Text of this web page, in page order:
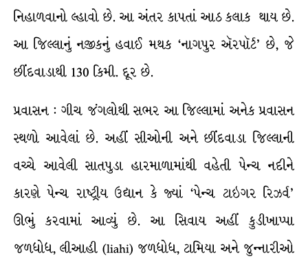
નિહાળવાનો લ્હાવો છે. આ અંતર કાપતાં આઠ કલાક થાય છે.
આ જિલ્લાનું નજીકનું હવાઈ મથક ‘નાગપુર ઍરપૉર્ટ’ છે, જે
છીંદવાડાથી 130 કિમી. દૂર છે.
પ્રવાસન : ગીચ જંગલોથી સભર આ જિલ્લામાં અનેક પ્રવાસન
સ્થળો આવેલાં છે. અહીં સીઓની અને છીંદવાડા જિલ્લાની
વચ્ચે આવેલી સાતપુડા હારમાળામાંથી વહેતી પેન્ચ નદીને
કારણે પેન્ચ રાષ્ટ્રીય ઉદ્યાન કે જ્યાં ‘પેન્ચ ટાઇગર રિઝર્વ’
ઊભું કરવામાં આવ્યું છે. આ સિવાય અહીં કુડીખાપ્પા
જળધોધ, લીઆહી (liahi) જળધોધ, ટામિયા અને જુન્નારીઓ